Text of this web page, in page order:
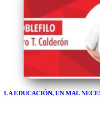
LA EDUCACIÓN, UN MAL